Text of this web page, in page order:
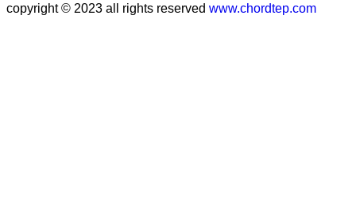
copyright © 2023 all rights reserved www.chordtep.com